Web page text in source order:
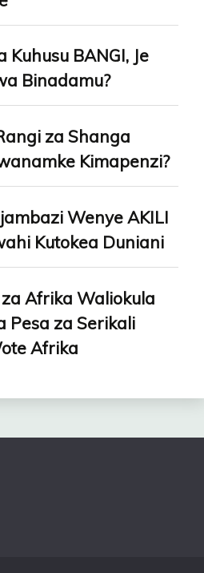
Kuhusu BANGI, Je
Binadamu?
za Shanga
Kimapenzi?
Wenye AKILI
Kutokea Duniani
Afrika Waliokula
Pesa za Serikali
Afrika